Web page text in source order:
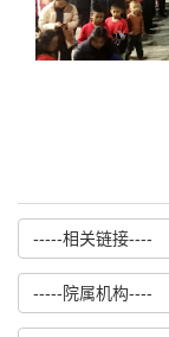
-----相关链接----
-----院属机构----